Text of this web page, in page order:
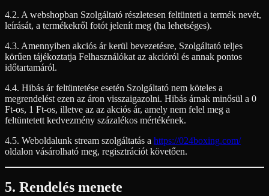
4.2. A webshopban Szolgáltató részletesen feltünteti a termék nevét,
leírását, a termékekről fotót jelenít meg (ha lehetséges).
4.3. Amennyiben akciós ár kerül bevezetésre, Szolgáltató teljes
körűen tájékoztatja Felhasználókat az akcióról és annak pontos
időtartamáról.
4.4. Hibás ár feltüntetése esetén Szolgáltató nem köteles a
megrendelést ezen az áron visszaigazolni. Hibás árnak minősül a 0
Ft-os, 1 Ft-os, illetve az az akciós ár, amely nem felel meg a
feltüntetett kedvezmény százalékos mértékének.
4.5. Weboldalunk stream szolgáltatás a https://024boxing.com/
oldalon vásárolható meg, regisztrációt követően.
5. Rendelés menete